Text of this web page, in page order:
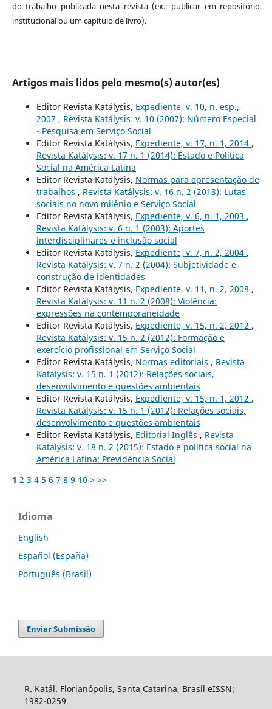
do trabalho publicada nesta revista (ex.: publicar em repositório
institucional ou um capítulo de livro).
Artigos mais lidos pelo mesmo(s) autor(es)
Editor Revista Katálysis, Expediente, v. 10, n. esp.,
2007 , Revista Katálysis: v. 10 (2007): Número Especial
- Pesquisa em Serviço Social
Editor Revista Katálysis, Expediente, v. 17, n. 1, 2014 ,
Revista Katálysis: v. 17 n. 1 (2014): Estado e Política
Social na América Latina
Editor Revista Katálysis, Normas para apresentação de
trabalhos , Revista Katálysis: v. 16 n. 2 (2013): Lutas
sociais no novo milênio e Serviço Social
Editor Revista Katálysis, Expediente, v. 6, n. 1, 2003 ,
Revista Katálysis: v. 6 n. 1 (2003): Aportes
interdisciplinares e inclusão social
Editor Revista Katálysis, Expediente, v. 7, n. 2, 2004 ,
Revista Katálysis: v. 7 n. 2 (2004): Subjetividade e
construção de identidades
Editor Revista Katálysis, Expediente, v. 11, n. 2, 2008 ,
Revista Katálysis: v. 11 n. 2 (2008): Violência:
expressões na contemporaneidade
Editor Revista Katálysis, Expediente, v. 15, n. 2, 2012 ,
Revista Katálysis: v. 15 n. 2 (2012): Formação e
exercício profissional em Serviço Social
Editor Revista Katálysis, Normas editoriais , Revista
Katálysis: v. 15 n. 1 (2012): Relações sociais,
desenvolvimento e questões ambientais
Editor Revista Katálysis, Expediente, v. 15, n. 1, 2012 ,
Revista Katálysis: v. 15 n. 1 (2012): Relações sociais,
desenvolvimento e questões ambientais
Editor Revista Katálysis, Editorial Inglês , Revista
Katálysis: v. 18 n. 2 (2015): Estado e política social na
América Latina: Previdência Social
1 2 3 4 5 6 7 8 9 10 > >>
Idioma
English
Español (España)
Português (Brasil)
Enviar Submissão
R. Katál. Florianópolis, Santa Catarina, Brasil eISSN:
1982-0259.